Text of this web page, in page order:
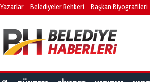
Yazarlar Belediyeler Rehberi Başkan Biyografileri